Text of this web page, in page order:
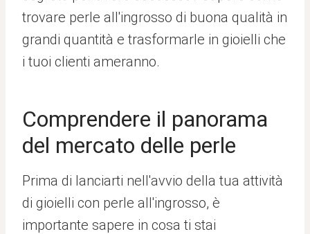
trovare perle all'ingrosso di buona qualità in
grandi quantità e trasformarle in gioielli che
i tuoi clienti ameranno.
Comprendere il panorama
del mercato delle perle
Prima di lanciarti nell'avvio della tua attività
di gioielli con perle all'ingrosso, è
importante sapere in cosa ti stai